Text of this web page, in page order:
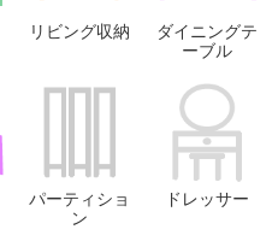
リビング収納
ダイニングテ
ーブル
パーティショ
ン
ドレッサー